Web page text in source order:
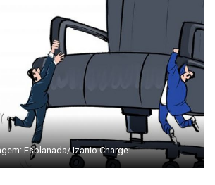
Esplanada/ Izanio Charge